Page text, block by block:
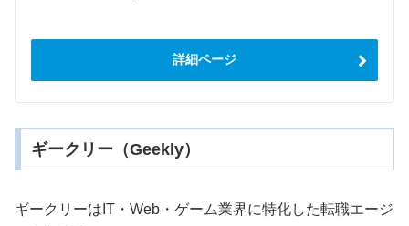
詳細ページ
ギークリー（Geekly）
ギークリーはIT・Web・ゲーム業界に特化した転職エージ